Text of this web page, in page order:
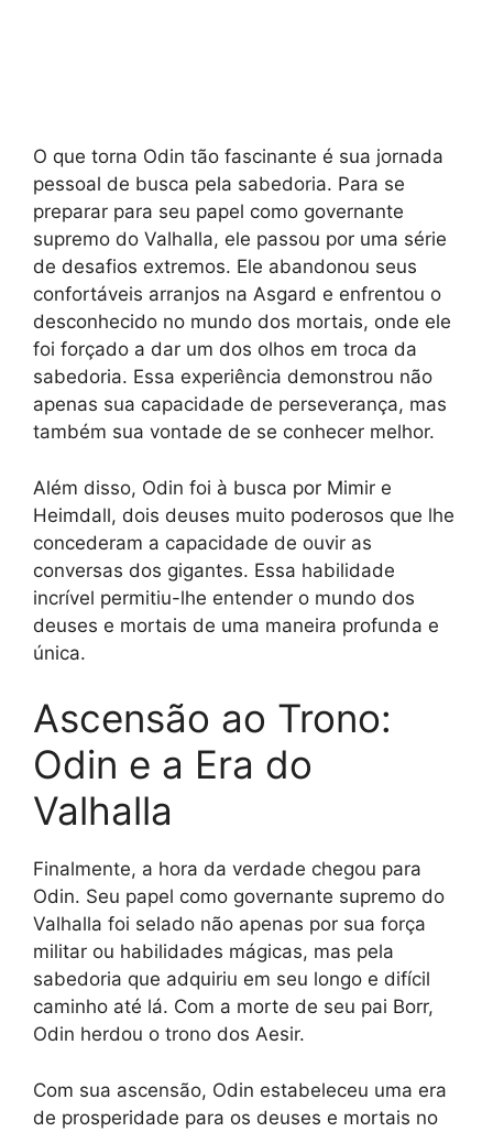
O que torna Odin tão fascinante é sua jornada
pessoal de busca pela sabedoria. Para se
preparar para seu papel como governante
supremo do Valhalla, ele passou por uma série
de desafios extremos. Ele abandonou seus
confortáveis arranjos na Asgard e enfrentou o
desconhecido no mundo dos mortais, onde ele
foi forçado a dar um dos olhos em troca da
sabedoria. Essa experiência demonstrou não
apenas sua capacidade de perseverança, mas
também sua vontade de se conhecer melhor.
Além disso, Odin foi à busca por Mimir e
Heimdall, dois deuses muito poderosos que lhe
concederam a capacidade de ouvir as
conversas dos gigantes. Essa habilidade
incrível permitiu-lhe entender o mundo dos
deuses e mortais de uma maneira profunda e
única.
Ascensão ao Trono:
Odin e a Era do
Valhalla
Finalmente, a hora da verdade chegou para
Odin. Seu papel como governante supremo do
Valhalla foi selado não apenas por sua força
militar ou habilidades mágicas, mas pela
sabedoria que adquiriu em seu longo e difícil
caminho até lá. Com a morte de seu pai Borr,
Odin herdou o trono dos Aesir.
Com sua ascensão, Odin estabeleceu uma era
de prosperidade para os deuses e mortais no